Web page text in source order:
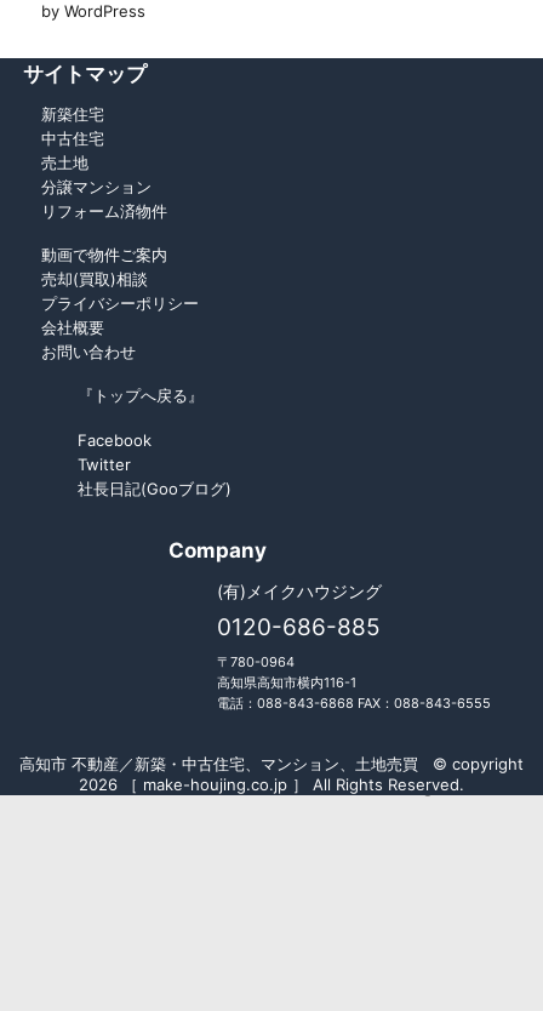
by WordPress
サイトマップ
新築住宅
中古住宅
売土地
分譲マンション
リフォーム済物件
動画で物件ご案内
売却(買取)相談
プライバシーポリシー
会社概要
お問い合わせ
『トップへ戻る』
Facebook
Twitter
社長日記(Gooブログ)
Company
(有)メイクハウジング
0120-686-885
〒780-0964
高知県高知市横内116-1
電話：088-843-6868 FAX：088-843-6555
高知市 不動産／新築・中古住宅、マンション、土地売買 © copyright
2026 ［ make-houjing.co.jp ］ All Rights Reserved.
Fudousan Plugin Ver.5.7.0